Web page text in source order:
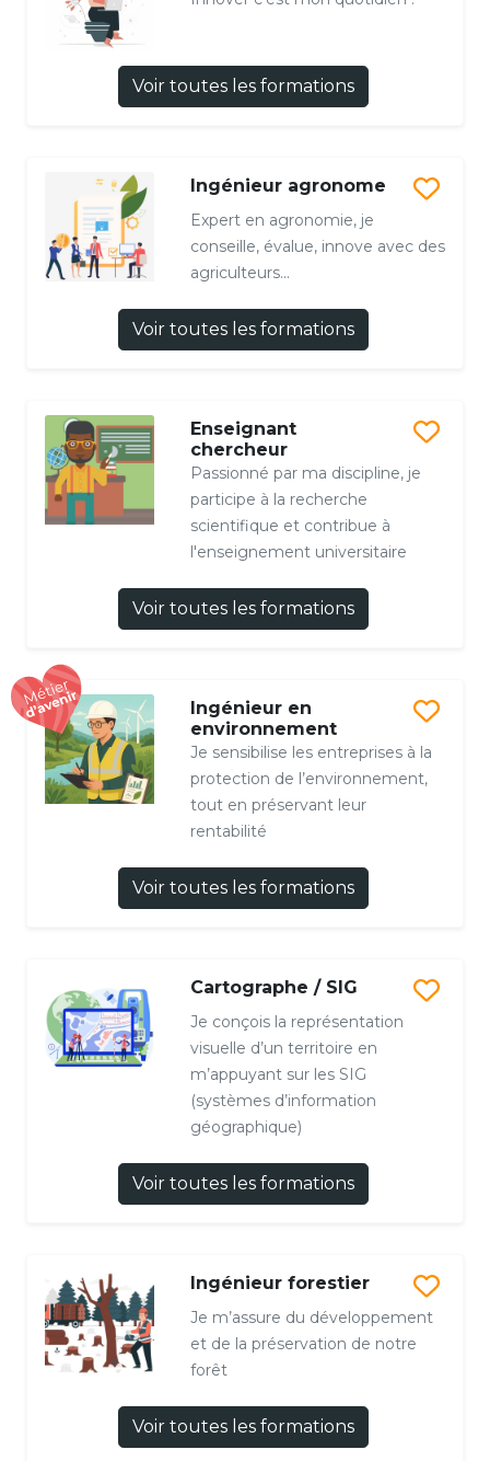
Voir toutes les formations
Ingénieur agronome
Expert en agronomie, je
conseille, évalue, innove avec des
agriculteurs...
Voir toutes les formations
Enseignant
chercheur
Passionné par ma discipline, je
participe à la recherche
scientifique et contribue à
l'enseignement universitaire
Voir toutes les formations
Ingénieur en
environnement
Je sensibilise les entreprises à la
protection de l’environnement,
tout en préservant leur
rentabilité
Voir toutes les formations
Cartographe / SIG
Je conçois la représentation
visuelle d’un territoire en
m’appuyant sur les SIG
(systèmes d’information
géographique)
Voir toutes les formations
Ingénieur forestier
Je m’assure du développement
et de la préservation de notre
forêt
Voir toutes les formations